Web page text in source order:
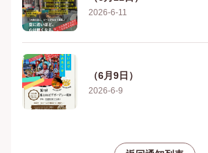
2026-6-11
（6月9日）
2026-6-9